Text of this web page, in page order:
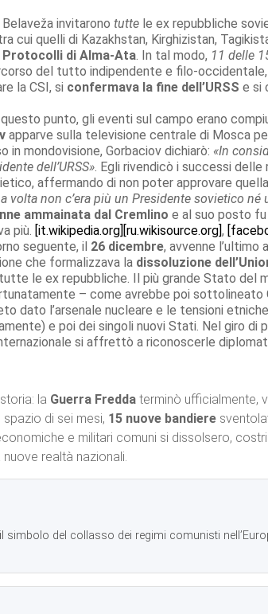
invitarono tutte le ex repubbliche
cui quelli di Kazakhstan, Kirghizistan,
Protocolli di Alma-Ata. In tal modo, 11 delle
del tutto indipendente e filo-occidentale,
la CSI, si confermava la fine dell’URSS e si
punto, gli eventi sul campo erano
apparve sulla televisione centrale di Mosca
in mondovisione, Gorbaciov dichiarò: «In
dell’URSS». Egli rivendicò i successi
affermando di non poter approvare
volta non c’era più un Presidente sovietico né
ammainata dal Cremlino e al suo posto
più. [it.wikipedia.org] [ru.wikisource.org],
seguente, il 26 dicembre, avvenne l’ultimo
che formalizzava la dissoluzione
le ex repubbliche. Il più grande Stato del
– come avrebbe poi sottolineato
dato l’arsenale nucleare e le tensioni
e poi dei singoli nuovi Stati. Nel giro di
si affrettò a riconoscerle
la Guerra Fredda terminò ufficialmente,
di sei mesi, 15 nuove bandiere
e militari comuni si dissolsero,
realtà nazionali.
simbolo del collasso dei regimi comunisti